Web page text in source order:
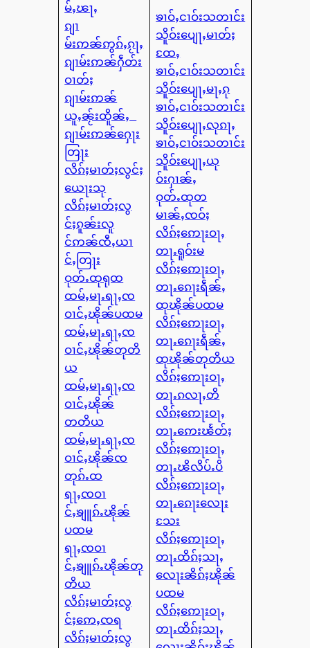
မ်ႇၽႃႇ
ၵျၢ
မ်းဢၼ်ဢွၵ်ႇၵႂႃႇ
ၵျၢမ်းဢၼ်ႁဵတ်း
ဝၢတ်ႈ
ၵျၢမ်းဢၼ်
ယူႇၼႂ်းထိူၼ်ႇ
ၵျၢမ်းဢၼ်ႁေႃး
တြႃး
လိၵ်ႈမၢတ်ႈလွင်ႈ
ယေႃးသု
လိၵ်ႈမၢတ်ႈလွ
င်ႈၵူၼ်းလူ
င်ဢၼ်ၸီႇယၢ
င်ႇတြႃး
ဝုတ်ႉထုရုထ
ထမ်ႇမႃႉရႃႇၸ
ဝၢင်ႇၽိုၼ်ပထမ
ထမ်ႇမႃႉရႃႇၸ
ဝၢင်ႇၽိုၼ်တုတိ
ယ
ထမ်ႇမႃႉရႃႇၸ
ဝၢင်ႇၽိုၼ်
တတိယ
ထမ်ႇမႃႉရႃႇၸ
ဝၢင်ႇၽိုၼ်ၸ
တုၵ်ႉထ
ရႃႇၸဝၢ
င်ႇၶျူၵ်ႉၽိုၼ်
ပထမ
ရႃႇၸဝၢ
င်ႇၶျူၵ်ႉၽိုၼ်တု
တိယ
လိၵ်ႈမၢတ်ႈလွ
င်ႈဢေႇၸရ
လိၵ်ႈမၢတ်ႈလွ
ၶၢဝ်ႇငၢဝ်းသတၢင်း
သိူဝ်းပျေႃႇမၢတ်ႈ
ထႄႇ
ၶၢဝ်ႇငၢဝ်းသတၢင်း
သိူဝ်းပျေႃႇမႃႇၵု
ၶၢဝ်ႇငၢဝ်းသတၢင်း
သိူဝ်းပျေႃႇလုၵႃႇ
ၶၢဝ်ႇငၢဝ်းသတၢင်း
သိူဝ်းပျေႃႇယု
ဝ်းႁၢၼ်ႇ
ဝုတ်ႉထုတ
မၢၼ်ႇၸဝ်ႈ
လိၵ်ႈဢေႃးဝႃႇ
တႃႉရူဝ်းမ
လိၵ်ႈဢေႃးဝႃႇ
တႃႉၵေႃးရဵၼ်ႇ
ထုၽိုၼ်ပထမ
လိၵ်ႈဢေႃးဝႃႇ
တႃႉၵေႃးရဵၼ်ႇ
ထုၽိုၼ်တုတိယ
လိၵ်ႈဢေႃးဝႃႇ
တႃႉၵလႃႇတိ
လိၵ်ႈဢေႃးဝႃႇ
တႃႉဢေးၽႅတ်ႈ
လိၵ်ႈဢေႃးဝႃႇ
တႃႉၽိလိပ်ႉပိ
လိၵ်ႈဢေႃးဝႃႇ
တႃႉၵေႃးလေႃး
သႄး
လိၵ်ႈဢေႃးဝႃႇ
တႃႉထိၵ်ႈသႃႇ
လေႃးၼိၵ်ႈၽိုၼ်
ပထမ
လိၵ်ႈဢေႃးဝႃႇ
တႃႉထိၵ်ႈသႃႇ